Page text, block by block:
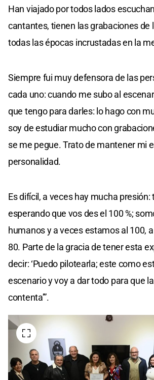
Han viajado por todos lados
cantantes, tienen las grabaciones de
todas las épocas incrustadas en la
Siempre fui muy defensora de las
cada uno: cuando me subo al
que tengo para darles: lo hago con
soy de estudiar mucho con
se me pegue. Trato de mantener mi
personalidad.
Es difícil, a veces hay mucha presión:
esperando que vos des el 100 %;
humanos y a veces estamos al 100,
80. Parte de la gracia de tener esta
decir: ‘Puedo pilotearla; este como
escenario y voy a dar todo para que
contenta’”.